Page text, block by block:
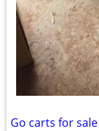
Go carts for sale